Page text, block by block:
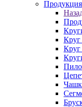
Продукция